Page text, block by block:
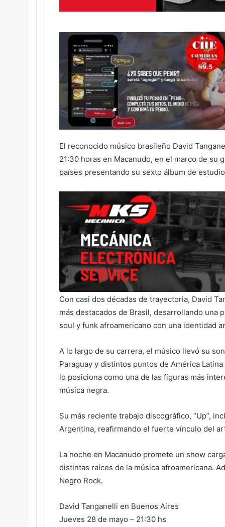
El reconocido músico brasileño David
21:30 horas en Macanudo, en el marco de su
países presentando su sexto álbum de
Con casi dos décadas de trayectoria, David
más destacados de Brasil, desarrollando una
soul y funk afroamericano con una identidad
A lo largo de su carrera, el músico llevó su
Paraguay y distintos puntos de América
lo posiciona como una de las figuras más
música negra.
Su más reciente trabajo discográfico, “Up”,
Argentina, reafirmando el fuerte vínculo del
La noche en Macanudo promete un show
distintas raíces de la música afroamericana.
Negro Rock.
David Tanganelli en Buenos Aires
Jueves 28 de mayo – 21:30 hs